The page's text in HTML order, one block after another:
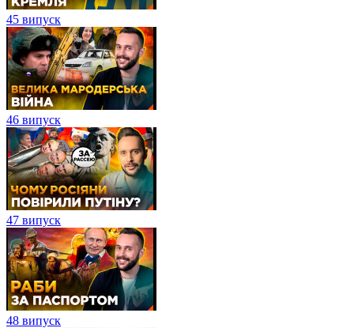
45 випуск
46 випуск
47 випуск
48 випуск